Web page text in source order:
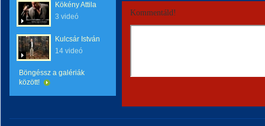
Kökény Attila
3 videó
Kulcsár István
14 videó
Böngéssz a galériák
között!
Kommentáld!